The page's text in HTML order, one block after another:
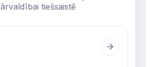
tiešsaistē